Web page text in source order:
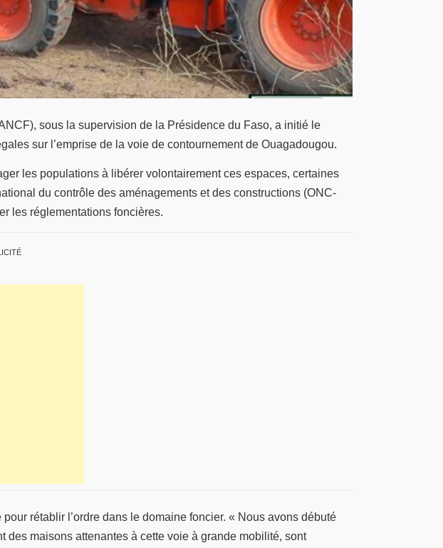
sous la supervision de la Présidence du Faso, a initié le
sur l’emprise de la voie de contournement de Ouagadougou.
les populations à libérer volontairement ces espaces, certaines
du contrôle des aménagements et des constructions (ONC-
les réglementations foncières.
rétablir l’ordre dans le domaine foncier. « Nous avons débuté
maisons attenantes à cette voie à grande mobilité, sont